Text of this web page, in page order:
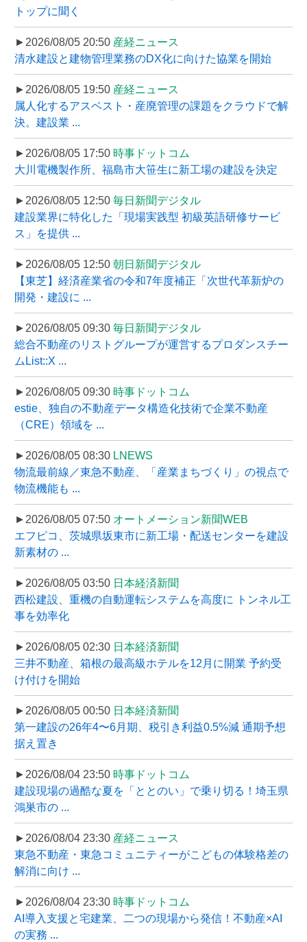
トップに聞く
►2026/08/05 20:50 産経ニュース
清水建設と建物管理業務のDX化に向けた協業を開始
►2026/08/05 19:50 産経ニュース
属人化するアスベスト・産廃管理の課題をクラウドで解
決。建設業 ...
►2026/08/05 17:50 時事ドットコム
大川電機製作所、福島市大笹生に新工場の建設を決定
►2026/08/05 12:50 毎日新聞デジタル
建設業界に特化した「現場実践型 初級英語研修サービ
ス」を提供 ...
►2026/08/05 12:50 朝日新聞デジタル
【東芝】経済産業省の令和7年度補正「次世代革新炉の
開発・建設に ...
►2026/08/05 09:30 毎日新聞デジタル
総合不動産のリストグループが運営するプロダンスチー
ムList::X ...
►2026/08/05 09:30 時事ドットコム
estie、独自の不動産データ構造化技術で企業不動産
（CRE）領域を ...
►2026/08/05 08:30 LNEWS
物流最前線／東急不動産、「産業まちづくり」の視点で
物流機能も ...
►2026/08/05 07:50 オートメーション新聞WEB
エフピコ、茨城県坂東市に新工場・配送センターを建設
新素材の ...
►2026/08/05 03:50 日本経済新聞
西松建設、重機の自動運転システムを高度に トンネル工
事を効率化
►2026/08/05 02:30 日本経済新聞
三井不動産、箱根の最高級ホテルを12月に開業 予約受
け付けを開始
►2026/08/05 00:50 日本経済新聞
第一建設の26年4〜6月期、税引き利益0.5%減 通期予想
据え置き
►2026/08/04 23:50 時事ドットコム
建設現場の過酷な夏を「ととのい」で乗り切る！埼玉県
鴻巣市の ...
►2026/08/04 23:30 産経ニュース
東急不動産・東急コミュニティーがこどもの体験格差の
解消に向け ...
►2026/08/04 23:30 時事ドットコム
AI導入支援と宅建業、二つの現場から発信！不動産×AI
の実務 ...